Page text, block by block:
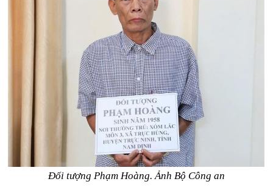
Đối tượng Phạm Hoàng. Ảnh Bộ Công an